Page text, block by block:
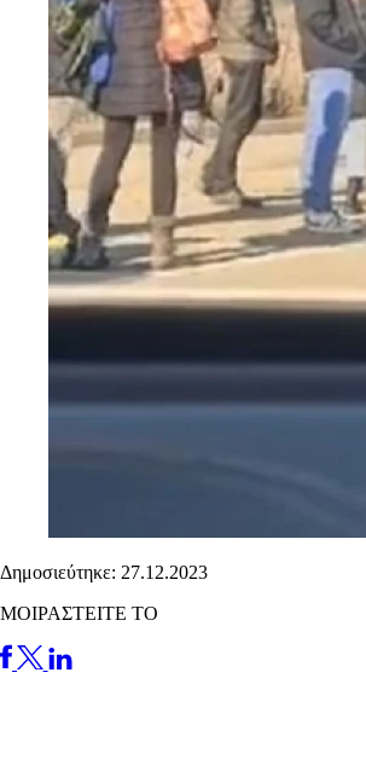
Δημοσιεύτηκε: 27.12.2023
ΜΟΙΡΑΣΤΕΙΤΕ ΤΟ